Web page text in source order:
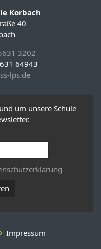
Korbach
40
3202
64943
lps.de
um unsere Schule
Impressum